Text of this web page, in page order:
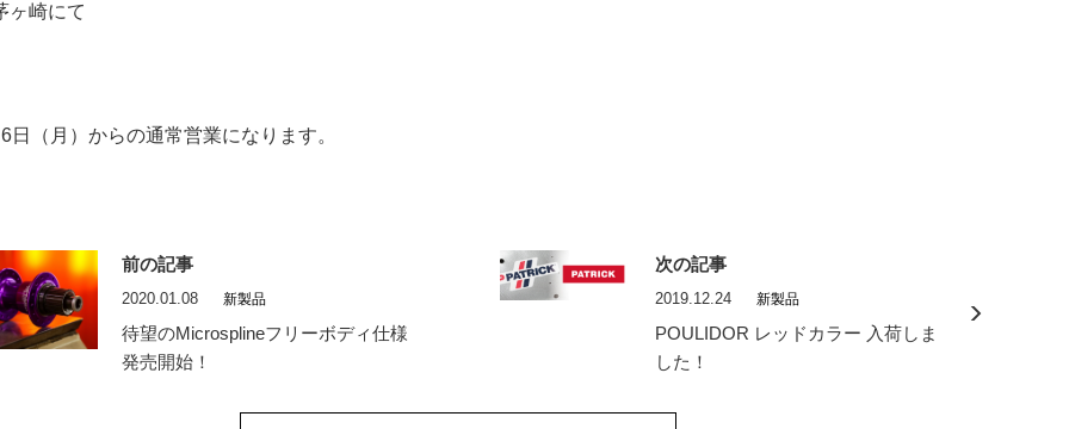
ヶ崎にて
日（月）からの通常営業になります。
前の記事
2020.01.08 新製品
待望のMicrosplineフリーボディ仕様
発売開始！
次の記事
2019.12.24 新製品
POULIDOR レッドカラー 入荷しま
した！